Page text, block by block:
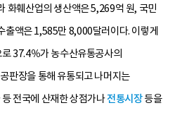
화훼산업의 생산액은 5,269억 원, 국민
출액은 1,585만 8,000달러이다. 이렇게
37.4％가 농수산유통공사의
판장을 통해 유통되고 나머지는
전국에 산재한 상점가나전통시장등을